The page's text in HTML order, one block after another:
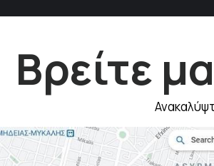
Βρείτε